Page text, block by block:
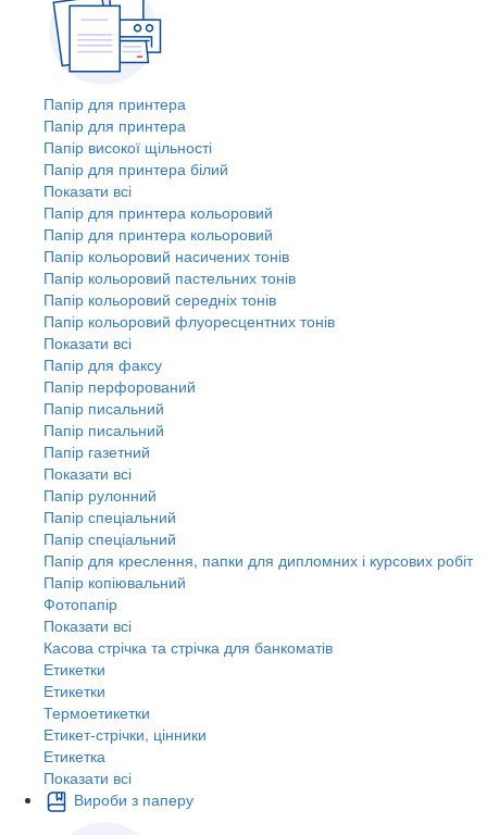
Папір для принтера
Папір для принтера
Папір високої щільності
Папір для принтера білий
Показати всі
Папір для принтера кольоровий
Папір для принтера кольоровий
Папір кольоровий насичених тонів
Папір кольоровий пастельних тонів
Папір кольоровий середніх тонів
Папір кольоровий флуоресцентних тонів
Показати всі
Папір для факсу
Папір перфорований
Папір писальний
Папір писальний
Папір газетний
Показати всі
Папір рулонний
Папір спеціальний
Папір спеціальний
Папір для креслення, папки для дипломних і курсових робіт
Папір копіювальний
Фотопапір
Показати всі
Касова стрічка та стрічка для банкоматів
Етикетки
Етикетки
Термоетикетки
Етикет-стрічки, цінники
Етикетка
Показати всі
Вироби з паперу